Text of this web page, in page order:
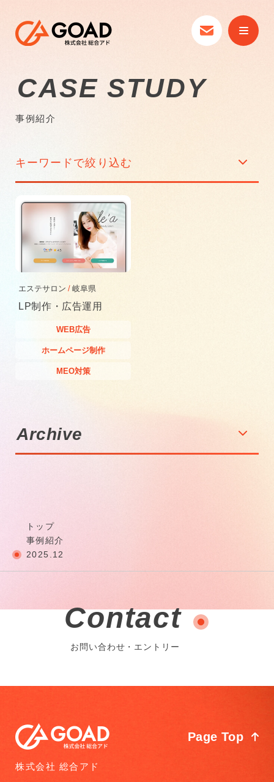
CASE STUDY
事例紹介
キーワードで絞り込む
エステサロン 岐阜県
LP制作・広告運用
WEB広告
ホームページ制作
MEO対策
Archive
トップ
事例紹介
2025.12
Contact
お問い合わせ・エントリー
株式会社 総合アド
Page Top